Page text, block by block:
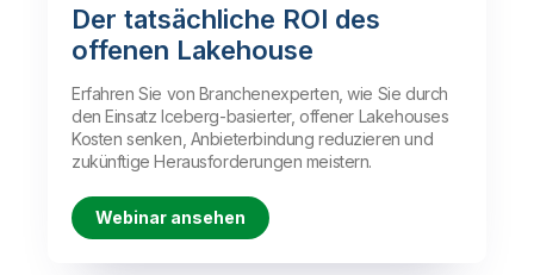
Der tatsächliche ROI des
offenen Lakehouse
Erfahren Sie von Branchenexperten, wie Sie durch
den Einsatz Iceberg-basierter, offener Lakehouses
Kosten senken, Anbieterbindung reduzieren und
zukünftige Herausforderungen meistern.
Webinar ansehen